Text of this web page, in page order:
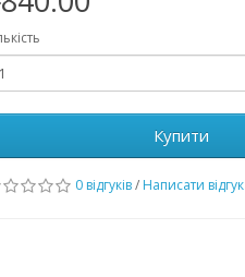
Купити
0 відгуків/ Написати відгук